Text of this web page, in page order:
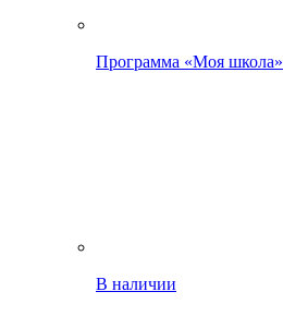
Программа «Моя школа»
В наличии